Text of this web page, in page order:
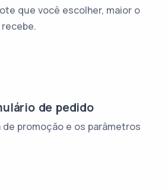
que você escolher, maior o
de pedido
de promoção e os parâmetros